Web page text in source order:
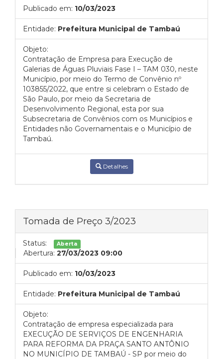
Publicado em: 10/03/2023
Entidade: Prefeitura Municipal de Tambaú
Objeto:
Contratação de Empresa para Execução de
Galerias de Águas Pluviais Fase I – TAM 030, neste
Município, por meio do Termo de Convênio nº
103855/2022, que entre si celebram o Estado de
São Paulo, por meio da Secretaria de
Desenvolvimento Regional, esta por sua
Subsecretaria de Convênios com os Municípios e
Entidades não Governamentais e o Município de
Tambaú.
Detalhes
Tomada de Preço 3/2023
Status: Aberta
Abertura: 27/03/2023 09:00
Publicado em: 10/03/2023
Entidade: Prefeitura Municipal de Tambaú
Objeto:
Contratação de empresa especializada para
EXECUÇÃO DE SERVIÇOS DE ENGENHARIA
PARA REFORMA DA PRAÇA SANTO ANTÔNIO
NO MUNICÍPIO DE TAMBAÚ - SP por meio do